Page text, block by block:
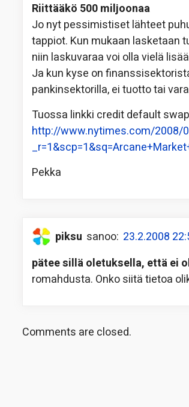
Riittääkö 500 miljoonaa
Jo nyt pessimistiset lähteet
tappiot. Kun mukaan lasketaan
niin laskuvaraa voi olla vielä
Ja kun kyse on
pankinsektorilla, ei tuotto tai
Tuossa linkki credit default
http://www.nytimes.com/
Pekka
piksu sanoo: 23.2.2008
pätee sillä oletuksella, että ei
romahdusta. Onko siitä tietoa
Comments are closed.